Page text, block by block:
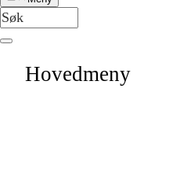
Hovedmeny